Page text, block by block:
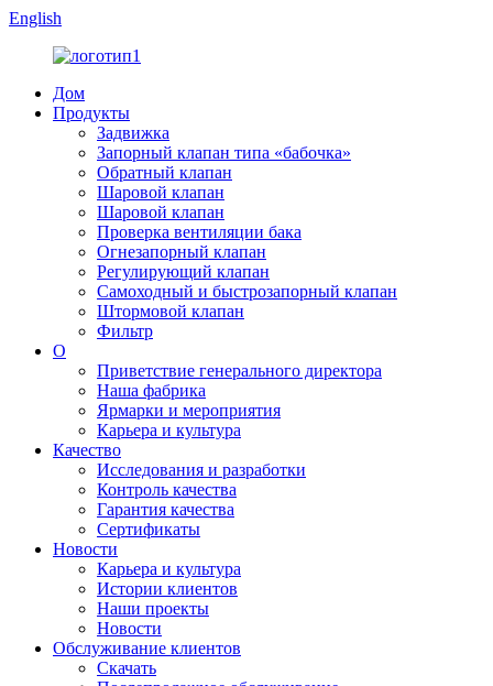
English
Дом
Продукты
Задвижка
Запорный клапан типа «бабочка»
Обратный клапан
Шаровой клапан
Шаровой клапан
Проверка вентиляции бака
Огнезапорный клапан
Регулирующий клапан
Самоходный и быстрозапорный клапан
Штормовой клапан
Фильтр
О
Приветствие генерального директора
Наша фабрика
Ярмарки и мероприятия
Карьера и культура
Качество
Исследования и разработки
Контроль качества
Гарантия качества
Сертификаты
Новости
Карьера и культура
Истории клиентов
Наши проекты
Новости
Обслуживание клиентов
Скачать